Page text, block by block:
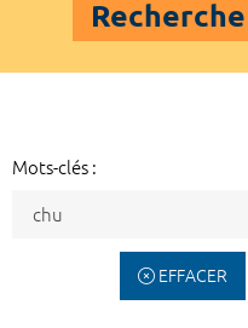
Mots-clés :
EFFACER